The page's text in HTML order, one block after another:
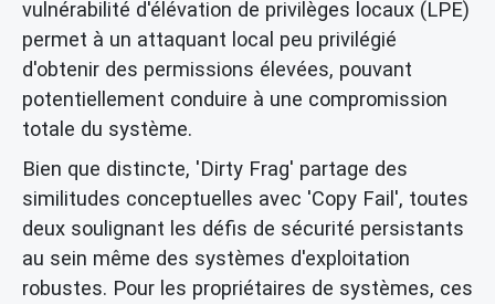
vulnérabilité d'élévation de privilèges locaux (LPE)
permet à un attaquant local peu privilégié
d'obtenir des permissions élevées, pouvant
potentiellement conduire à une compromission
totale du système.
Bien que distincte, 'Dirty Frag' partage des
similitudes conceptuelles avec 'Copy Fail', toutes
deux soulignant les défis de sécurité persistants
au sein même des systèmes d'exploitation
robustes. Pour les propriétaires de systèmes, ces